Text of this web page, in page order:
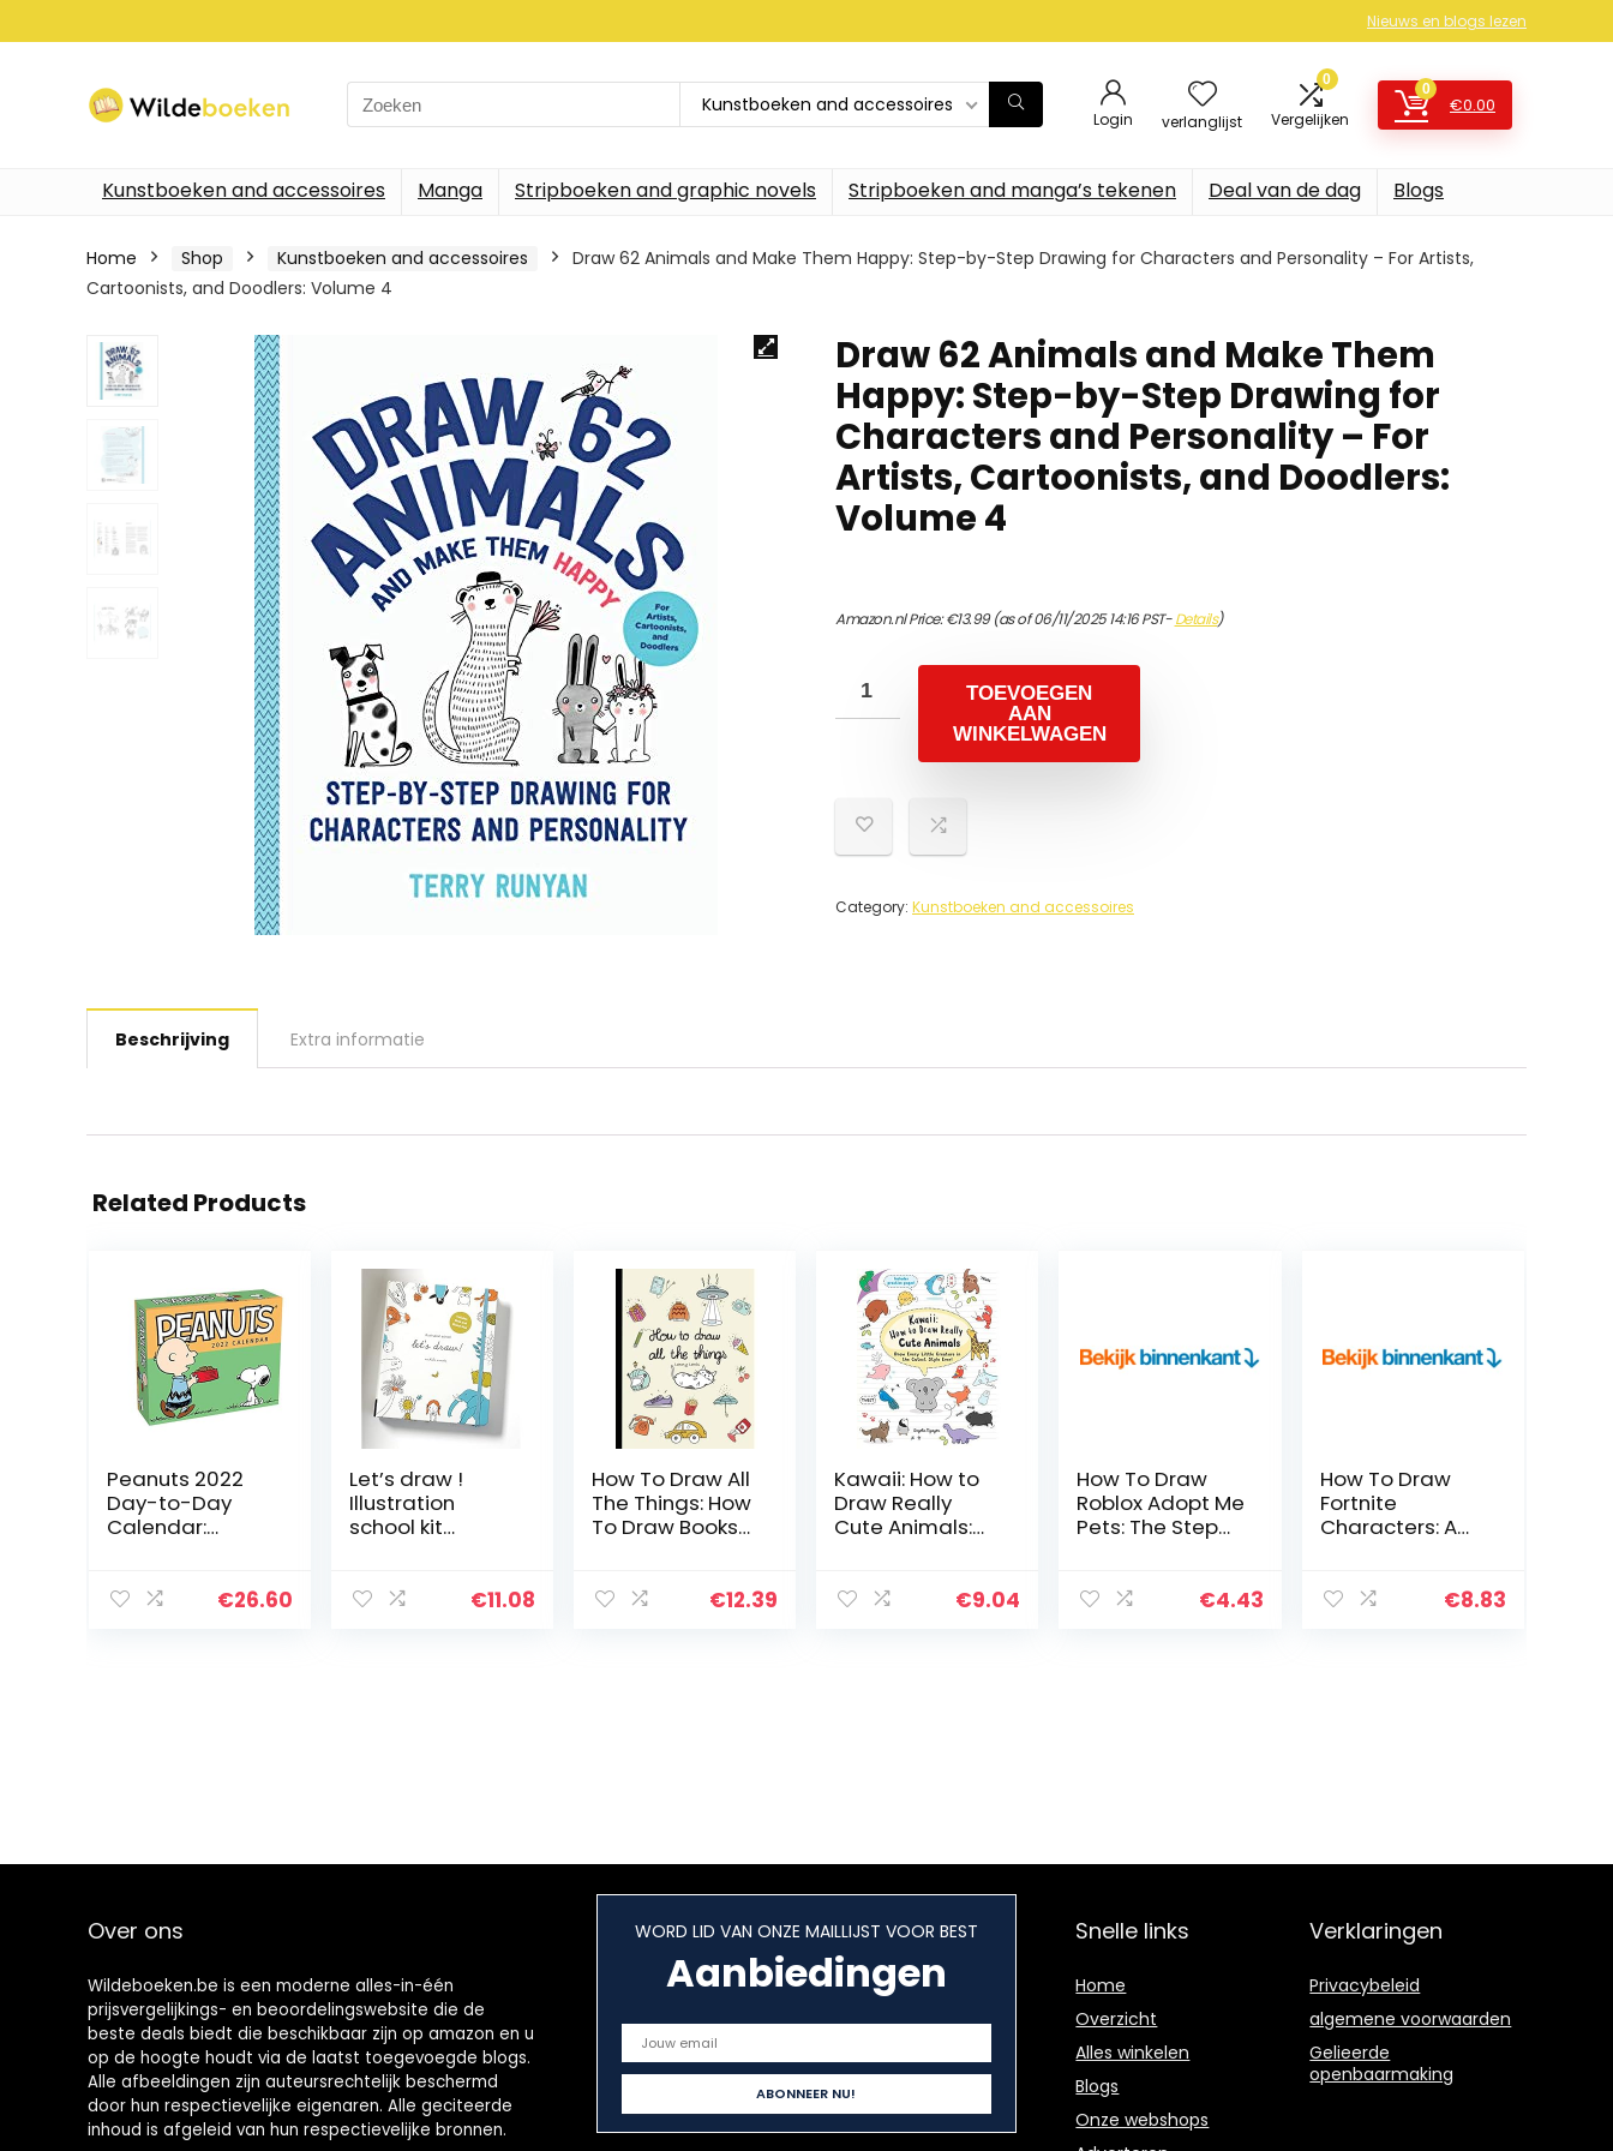
Nieuws en blogs lezen
Search
for:
Kunstboeken and accessoires
Login verlanglijst
0
Vergelijken
0
€0.00
Kunstboeken and accessoires Manga Stripboeken and graphic novels Stripboeken and manga’s tekenen Deal van de dag Blogs
Home Shop Kunstboeken and accessoires
Draw 62 Animals and Make Them Happy: Step-by-Step Drawing for Characters and Personality – For Artists,
Cartoonists, and Doodlers: Volume 4
Draw 62 Animals and Make Them
Happy: Step-by-Step Drawing for
Characters and Personality – For
Artists, Cartoonists, and Doodlers:
Volume 4
Amazon.nl Price:€13.99(as of 06/11/2025 14:16 PST-Details)
TOEVOEGEN
AAN
WINKELWAGEN
Category: Kunstboeken and accessoires
Beschrijving Extra informatie
Related Products
Peanuts 2022
Day-to-Day
Calendar:
McMeel-
€26.60
Let’s draw !
Illustration
school kit
Book and Sketch
€11.08
How To Draw All
The Things: How
To Draw Books
Draw, 3 Levels
€12.39
Kawaii: How to
Draw Really
Cute Animals:
Cutest Style€9.04
How To Draw
Roblox Adopt Me
Pets: The Step
Cute Roblox
€4.43
How To Draw
Fortnite
Characters: A
Beginners & Kids
€8.83
Over ons
Wildeboeken.be is een moderne alles-in-één
prijsvergelijkings- en beoordelingswebsite die de
beste deals biedt die beschikbaar zijn op amazon en u
op de hoogte houdt via de laatst toegevoegde blogs.
Alle afbeeldingen zijn auteursrechtelijk beschermd
door hun respectievelijke eigenaren. Alle geciteerde
inhoud is afgeleid van hun respectievelijke bronnen.
WORD LID VAN ONZE MAILLIJST VOOR BEST
Aanbiedingen
Snelle links
Home
Overzicht
Alles winkelen
Blogs
Onze webshops
Verklaringen
Privacybeleid
algemene voorwaarden
Gelieerde
openbaarmaking